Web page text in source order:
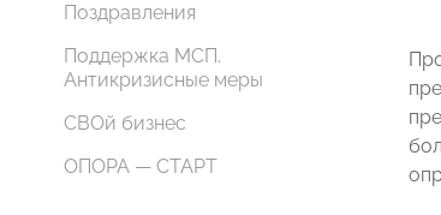
Поздравления
Поддержка МСП.
Антикризисные меры
СВОй бизнес
ОПОРА — СТАРТ